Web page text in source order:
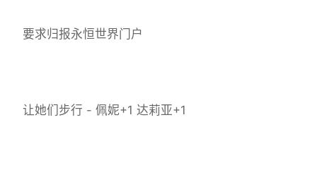
要求归报永恒世界门户
让她们步行 - 佩妮+1 达莉亚+1